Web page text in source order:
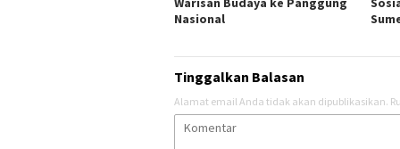
Nasional
Tinggalkan Balasan
Alamat email Anda tidak akan dipublikasikan.